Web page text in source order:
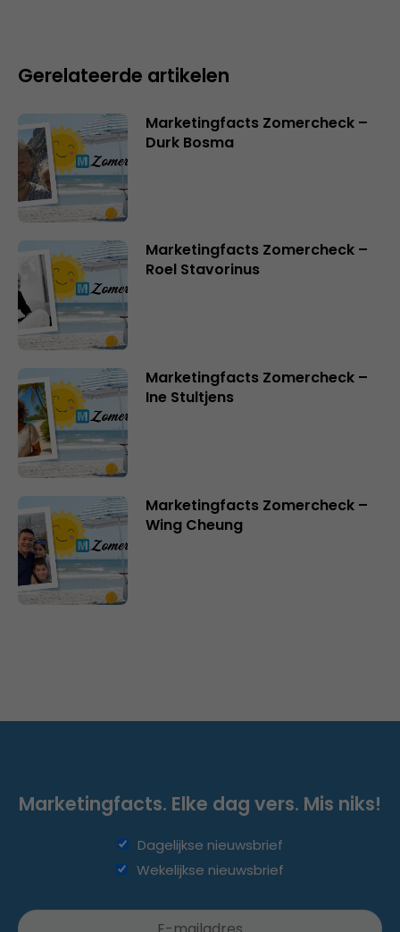
Gerelateerde artikelen
Marketingfacts Zomercheck –
Durk Bosma
Marketingfacts Zomercheck –
Roel Stavorinus
Marketingfacts Zomercheck –
Ine Stultjens
Marketingfacts Zomercheck –
Wing Cheung
Marketingfacts. Elke dag vers. Mis niks!
Dagelijkse nieuwsbrief
Wekelijkse nieuwsbrief